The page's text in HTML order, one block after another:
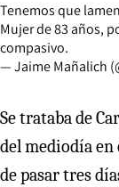
Tenemos que
Mujer de 83 años,
compasivo.
— Jaime Mañalich
Se trataba de
del mediodía en
de pasar tres